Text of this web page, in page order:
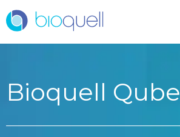
Bioquell Qube